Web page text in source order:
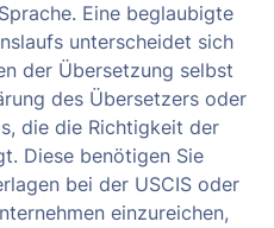
Eine beglaubigte
unterscheidet sich
der Übersetzung selbst
des Übersetzers oder
die die Richtigkeit der
Diese benötigen Sie
bei der USCIS oder
einzureichen,